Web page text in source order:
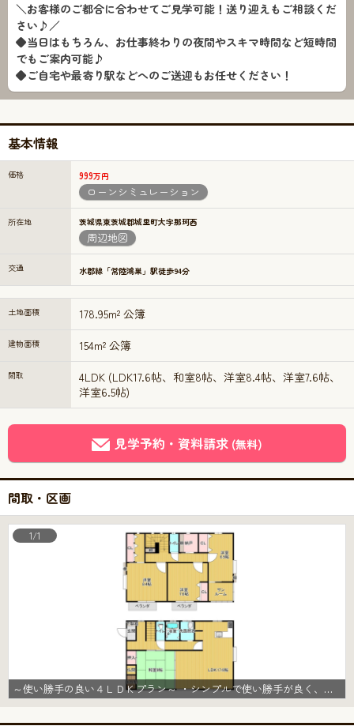
＼お客様のご都合に合わせてご見学可能！送り迎えもご相談くだ
さい♪／
◆当日はもちろん、お仕事終わりの夜間やスキマ時間など短時間
でもご案内可能♪
◆ご自宅や最寄り駅などへのご送迎もお任せください！
基本情報
価格 999万円
ローンシミュレーション
所在地 茨城県東茨城郡城里町大字那珂西
周辺地図
交通 水郡線「常陸鴻巣」駅徒歩94分
土地面積 178.95m² 公簿
建物面積 154m² 公簿
間取
4LDK (LDK17.6帖、和室8帖、洋室8.4帖、洋室7.6帖、
洋室6.5帖)
見学予約・資料請求 (無料)
間取・区画
～使い勝手の良い４ＬＤＫプラン～ ・シンプルで使い勝手が良く、人気の高い４ＬＤＫのプランを採用。 ・収納もしっかりございますので、お家の中がスッキリと片付きます。
1/1